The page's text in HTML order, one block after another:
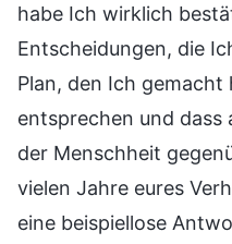
habe Ich wirklich
Entscheidungen, die
Plan, den Ich gemacht
entsprechen und dass
der Menschheit
vielen Jahre eures
eine beispiellose